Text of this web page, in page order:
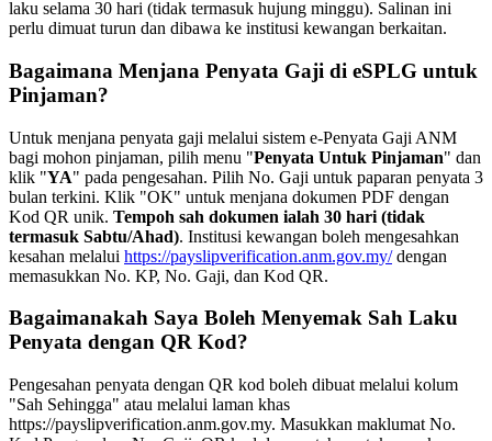
laku selama 30 hari (tidak termasuk hujung minggu). Salinan ini
perlu dimuat turun dan dibawa ke institusi kewangan berkaitan.
Bagaimana Menjana Penyata Gaji di eSPLG untuk
Pinjaman?
Untuk menjana penyata gaji melalui sistem e-Penyata Gaji ANM
bagi mohon pinjaman, pilih menu "Penyata Untuk Pinjaman" dan
klik "YA" pada pengesahan. Pilih No. Gaji untuk paparan penyata 3
bulan terkini. Klik "OK" untuk menjana dokumen PDF dengan
Kod QR unik. Tempoh sah dokumen ialah 30 hari (tidak
termasuk Sabtu/Ahad). Institusi kewangan boleh mengesahkan
kesahan melalui https://payslipverification.anm.gov.my/dengan
memasukkan No. KP, No. Gaji, dan Kod QR.
Bagaimanakah Saya Boleh Menyemak Sah Laku
Penyata dengan QR Kod?
Pengesahan penyata dengan QR kod boleh dibuat melalui kolum
"Sah Sehingga" atau melalui laman khas
https://payslipverification.anm.gov.my. Masukkan maklumat No.